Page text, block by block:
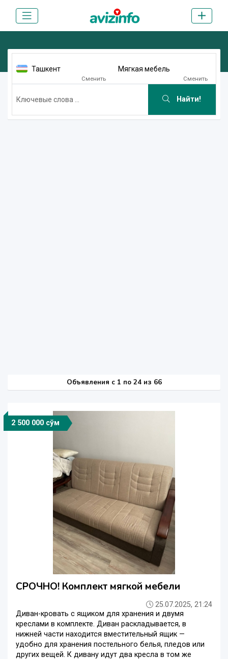
Ташкент
Сменить
Мягкая мебель
Сменить
Найти!
Объявления c 1 по 24 из 66
2 500 000 сўм
СРОЧНО! Комплект мягкой мебели
25.07.2025, 21:24
Диван-кровать с ящиком для хранения и двумя
креслами в комплекте. Диван раскладывается, в
нижней части находится вместительный ящик —
удобно для хранения постельного белья, пледов или
других вещей. К дивану идут два кресла в том же